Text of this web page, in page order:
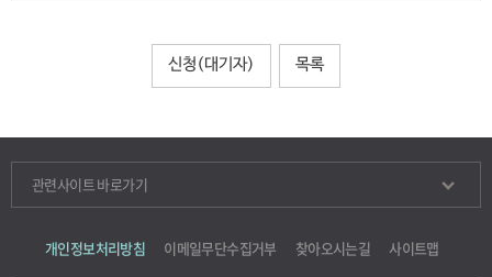
신청(대기자) 목록
개인정보처리방침 이메일무단수집거부 찾아오시는길 사이트맵
관련사이트 바로가기